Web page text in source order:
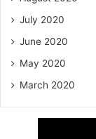
July 2020
June 2020
May 2020
March 2020